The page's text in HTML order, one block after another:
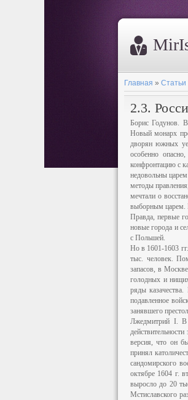
Главная » Статьи
2.3.
Борис Годунов.
Новый монарх
дворян южных
особенно
конфронтацию с
недовольны
методы
мечтали о
выборным царем.
Правда, первые
новые города и
с Польшей.
Но в 1601-1603
тыс. человек.
запасов, в
голодных и
ряды
подавленное
занявшего
Лжедмитрий I. В
версия, что он
принял
сандомирского
октябре 1604 г.
выросло до 20
Мстиславского